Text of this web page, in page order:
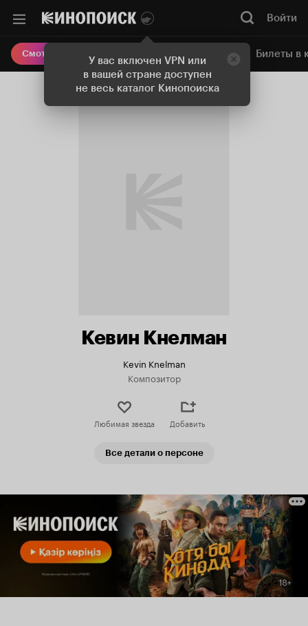
У вас включен VPN или
в вашей стране доступен
не весь каталог Кинопоиска
Войти
Смотреть кино Онлайн-кинотеатр Билеты в
Кевин Кнелман
Kevin Knelman
Композитор
Любимая звезда Добавить
Все детали о персоне